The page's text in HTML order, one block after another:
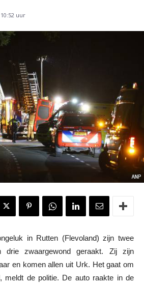
uur
in Rutten (Flevoland) zijn twee
drie zwaargewond geraakt. Zij zijn
en komen allen uit Urk. Het gaat om
meldt de politie. De auto raakte in de